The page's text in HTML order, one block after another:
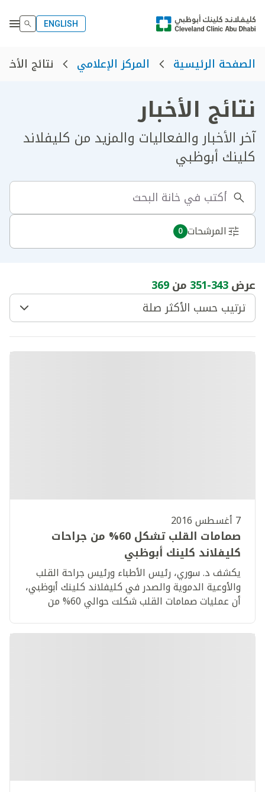
ENGLISH
الصفحة الرئيسية المركز الإعلامي نتائج
نتائج الأخبار
آخر الأخبار والفعاليات والمزيد من كليفلاند
كلينك أبوظبي
المرشحات 0
عرض343
-
351 من369
ترتيب حسب الأكثر صلة
7 أغسطس 2016
صمامات القلب تشكل 60% من جراحات
كليفلاند كلينك أبوظبي
يكشف د. سوري، رئيس الأطباء ورئيس جراحة القلب
والأوعية الدموية والصدر في كليفلاند كلينك أبوظبي،
أن عمليات صمامات القلب شكلت حوالي 60% من